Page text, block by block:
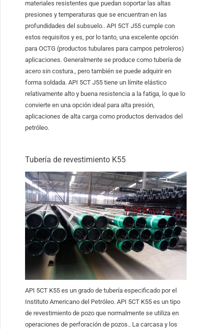
materiales resistentes que puedan soportar las altas
presiones y temperaturas que se encuentran en las
profundidades del subsuelo.. API 5CT J55 cumple con
estos requisitos y es, por lo tanto, una excelente opción
para OCTG (productos tubulares para campos petroleros)
aplicaciones. Generalmente se produce como tubería de
acero sin costura., pero también se puede adquirir en
forma soldada. API 5CT J55 tiene un límite elástico
relativamente alto y buena resistencia a la fatiga, lo que lo
convierte en una opción ideal para alta presión,
aplicaciones de alta carga como productos derivados del
petróleo.
Tubería de revestimiento K55
API 5CT K55 es un grado de tubería especificado por el
Instituto Americano del Petróleo. API 5CT K55 es un tipo
de revestimiento de pozo que normalmente se utiliza en
operaciones de perforación de pozos.. La carcasa y los